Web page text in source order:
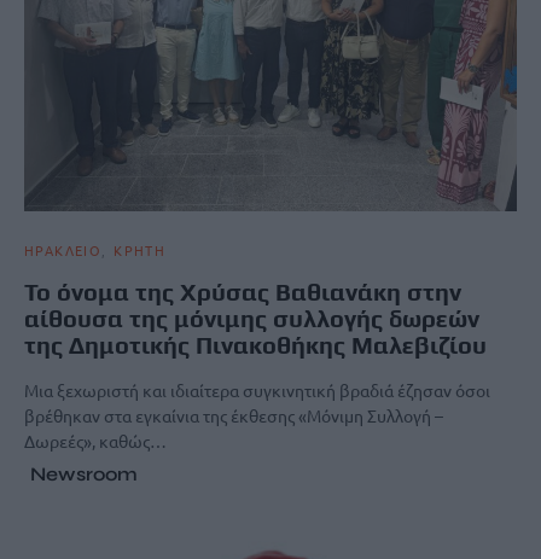
ΗΡΑΚΛΕΙΟ ΚΡΗΤΗ
Το όνομα της Χρύσας Βαθιανάκη στην
αίθουσα της μόνιμης συλλογής δωρεών
της Δημοτικής Πινακοθήκης Μαλεβιζίου
Μια ξεχωριστή και ιδιαίτερα συγκινητική βραδιά έζησαν όσοι
βρέθηκαν στα εγκαίνια της έκθεσης «Μόνιμη Συλλογή –
Δωρεές», καθώς…
Newsroom